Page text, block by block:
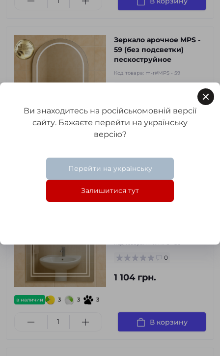
3
Зеркало арочное MPS -
59 (без подсветки)
пескоструйное
Код товара: m-r#MPS - 59
1 140 грн.
В корзину
в наличии 3 3 3
Зеркало MPS - 58 (без
Код товара:m-r#MPS - 58
0
1 104 грн.
В корзину
Ви знаходитесь на російськомовній версії
сайту. Бажаєте перейти на українську
версію?
Перейти на українську
Залишитися тут